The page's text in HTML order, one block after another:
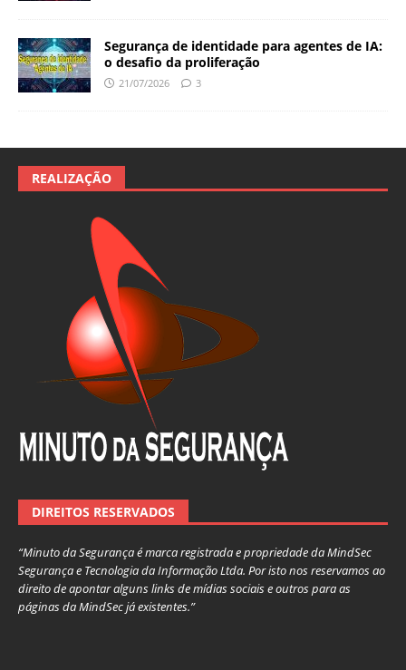
Segurança de identidade para agentes de IA:
o desafio da proliferação
21/07/2026 3
REALIZAÇÃO
DIREITOS RESERVADOS
“Minuto da Segurança é marca registrada e propriedade da MindSec
Segurança e Tecnologia da Informação Ltda. Por isto nos reservamos ao
direito de apontar alguns links de mídias sociais e outros para as
páginas da MindSec já existentes.”